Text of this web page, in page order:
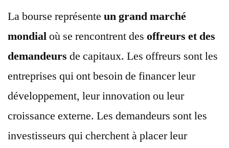
La bourse représente un grand marché
mondialoù se rencontrent des offreurs et des
demandeurs de capitaux. Les offreurs sont les
entreprises qui ont besoin de financer leur
développement, leur innovation ou leur
croissance externe. Les demandeurs sont les
investisseurs qui cherchent à placer leur